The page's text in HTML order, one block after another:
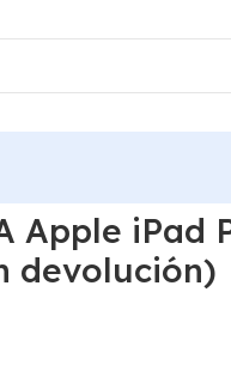
Apple iPad
devolución)